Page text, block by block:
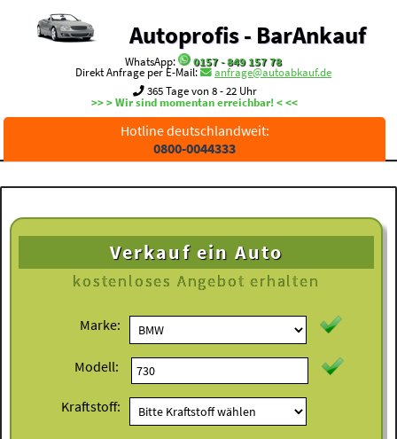
Autoprofis - BarAnkauf
WhatsApp:
0157 - 849 157 78
Direkt Anfrage per E-Mail:
anfrage@autoabkauf.de
365 Tage von 8 - 22 Uhr
>> > Wir sind momentan erreichbar! < <<
Hotline deutschlandweit:
0800-0044333
Verkauf ein Auto
kostenloses Angebot erhalten
Marke:
Modell:
Kraftstoff: